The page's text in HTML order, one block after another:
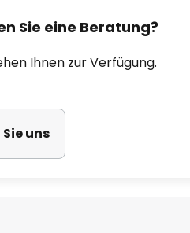
Sie eine Beratung?
Ihnen zur Verfügung.
uns